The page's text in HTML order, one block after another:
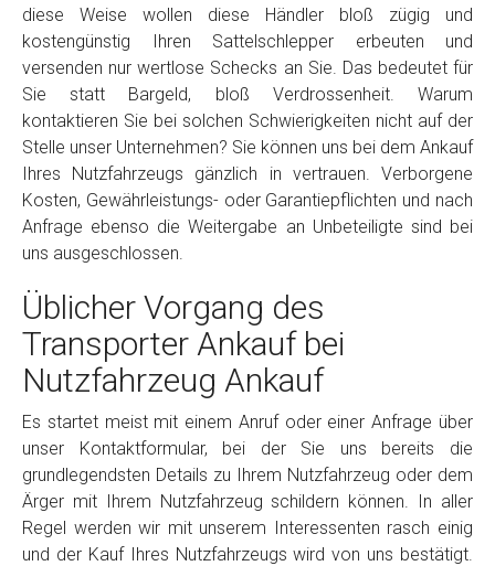
diese Weise wollen diese Händler bloß zügig und
kostengünstig Ihren Sattelschlepper erbeuten und
versenden nur wertlose Schecks an Sie. Das bedeutet für
Sie statt Bargeld, bloß Verdrossenheit. Warum
kontaktieren Sie bei solchen Schwierigkeiten nicht auf der
Stelle unser Unternehmen? Sie können uns bei dem Ankauf
Ihres Nutzfahrzeugs gänzlich in vertrauen. Verborgene
Kosten, Gewährleistungs- oder Garantiepflichten und nach
Anfrage ebenso die Weitergabe an Unbeteiligte sind bei
uns ausgeschlossen.
Üblicher Vorgang des
Transporter Ankauf bei
Nutzfahrzeug Ankauf
Es startet meist mit einem Anruf oder einer Anfrage über
unser Kontaktformular, bei der Sie uns bereits die
grundlegendsten Details zu Ihrem Nutzfahrzeug oder dem
Ärger mit Ihrem Nutzfahrzeug schildern können. In aller
Regel werden wir mit unserem Interessenten rasch einig
und der Kauf Ihres Nutzfahrzeugs wird von uns bestätigt.